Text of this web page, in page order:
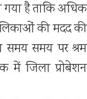
है ताकि अधिक
की मदद की
समय पर श्रम
में जिला प्रोबेशन